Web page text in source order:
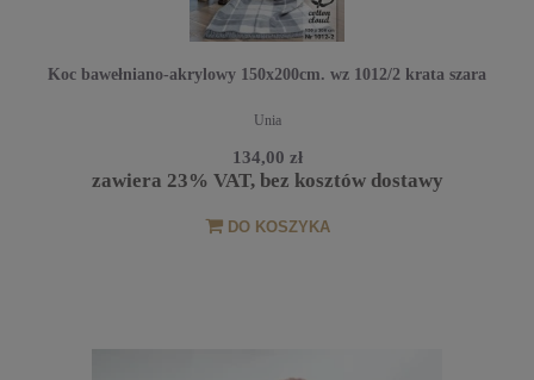
Koc bawełniano-akrylowy 150x200cm. wz 1012/2 krata szara
Unia
134,00 zł
zawiera 23% VAT, bez kosztów dostawy
DO KOSZYKA